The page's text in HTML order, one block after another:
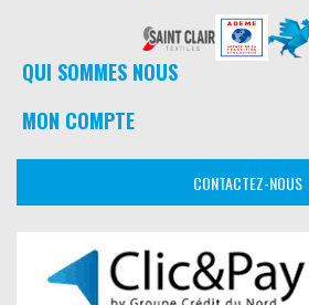
QUI SOMMES NOUS
MON COMPTE
CONTACTEZ-NOUS